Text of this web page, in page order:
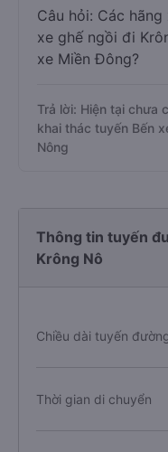
Câu hỏi: Các
xe ghế ngồi đi
xe Miền Đông?
Trả lời: Hiện tại chưa
khai thác tuyến Bến
Nông
Thông tin tuyến
Krông Nô
Chiều dài tuyến
Thời gian di chuyển